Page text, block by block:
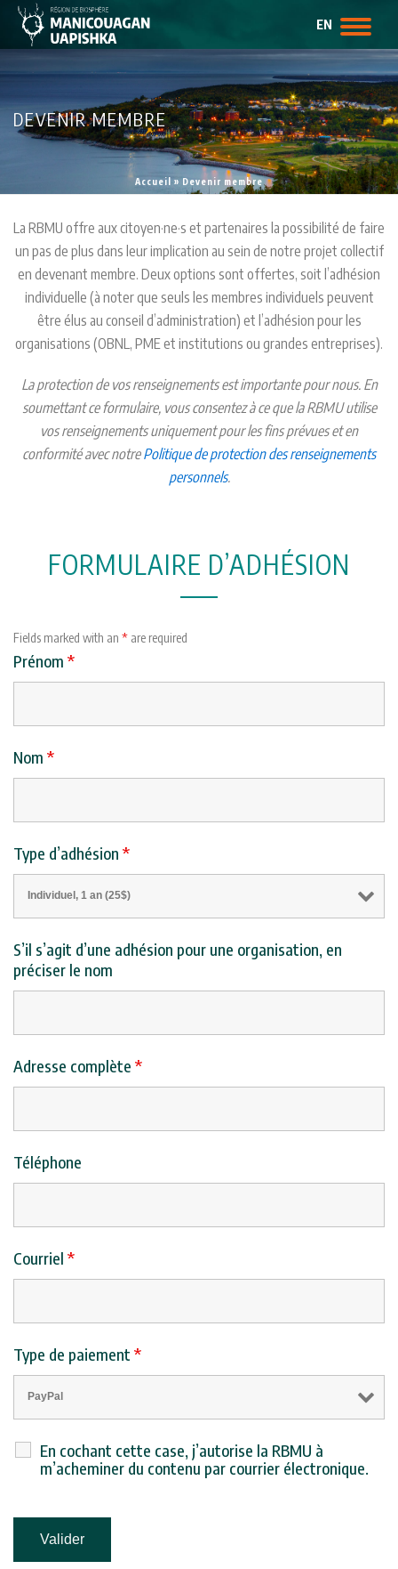
EN
DEVENIR MEMBRE
Accueil » Devenir membre
La RBMU offre aux citoyen·ne·s et partenaires la possibilité de faire
un pas de plus dans leur implication au sein de notre projet collectif
en devenant membre. Deux options sont offertes, soit l’adhésion
individuelle (à noter que seuls les membres individuels peuvent
être élus au conseil d’administration) et l’adhésion pour les
organisations (OBNL, PME et institutions ou grandes entreprises).
La protection de vos renseignements est importante pour nous. En
soumettant ce formulaire, vous consentez à ce que la RBMU utilise
vos renseignements uniquement pour les fins prévues et en
conformité avec notre Politique de protection des renseignements
personnels.
FORMULAIRE D’ADHÉSION
Fields marked with an * are required
Prénom *
Nom *
Type d’adhésion *
S’il s’agit d’une adhésion pour une organisation, en
préciser le nom
Adresse complète *
Téléphone
Courriel *
Type de paiement *
En cochant cette case, j’autorise la RBMU à
m’acheminer du contenu par courrier électronique.